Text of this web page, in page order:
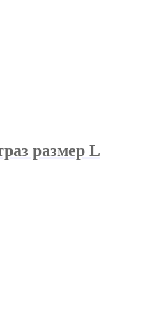
размер L